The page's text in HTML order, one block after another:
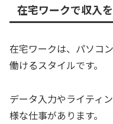
在宅ワークで収入
在宅ワークは、パソコ
働けるスタイルです。
データ入力やライティ
様な仕事があります。